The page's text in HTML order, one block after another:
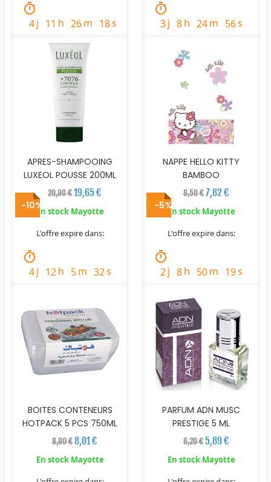
timer
4j 11 h 26m 17s
timer
3j 8h 24m 55s
APRES-SHAMPOOING
LUXEOL POUSSE 200ML
20,90 €19,65 €
En stock Mayotte
L'offre expire dans:
timer
4j 12h 5m 31s
NAPPE HELLO KITTY
BAMBOO
8,50 € 7,82 €
En stock Mayotte
L'offre expire dans:
timer
2j 8h 50m 18s
-10%
BOITES CONTENEURS
HOTPACK 5 PCS 750ML
8,90 €8,01 €
En stock Mayotte
-5%
PARFUM ADN MUSC
PRESTIGE 5 ML
6,20 € 5,89 €
En stock Mayotte